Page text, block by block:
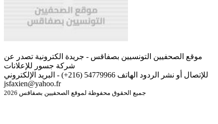
موقع الصحفيين التونسيين بصفاقس - جريدة الكترونية تصدر عن
شركة جسور للإعلانات
للإتصال أو نشر الردود الهاتف 54779966 (216+) - البريد الإلكتروني
jsfaxien@yahoo.fr
جميع الحقوق محفوظة لموقع الصحفيين بصفاقس 2026